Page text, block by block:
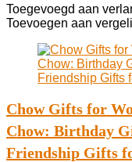
Toegevoegd aan
Toevoegen aan
Chow Gifts for
Chow: Birthday
Friendship Gifts